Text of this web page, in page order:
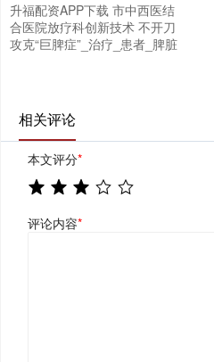
升福配资APP下载 市中西医结
合医院放疗科创新技术 不开刀
攻克“巨脾症”_治疗_患者_脾脏
相关评论
本文评分*
评论内容*